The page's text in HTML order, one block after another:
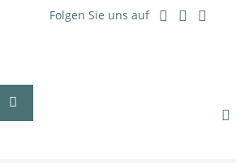
Folgen Sie uns auf